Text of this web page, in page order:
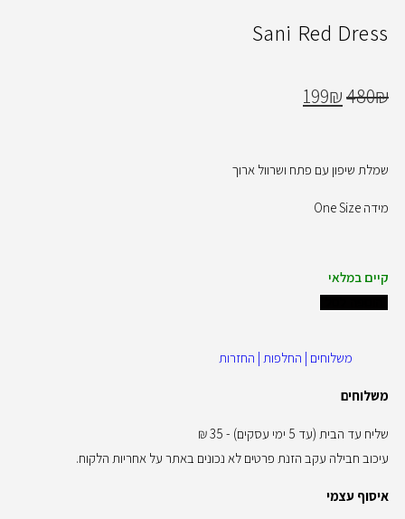
Sani Red Dress
480₪
199₪
שמלת שיפון עם פתח ושרוול ארוך
מידה One Size
קיים במלאי
משלוחים | החלפות | החזרות
משלוחים
שליח עד הבית (עד 5 ימי עסקים) - 35 ₪
עיכוב חבילה עקב הזנת פרטים לא נכונים באתר על אחריות הלקוח.
איסוף עצמי